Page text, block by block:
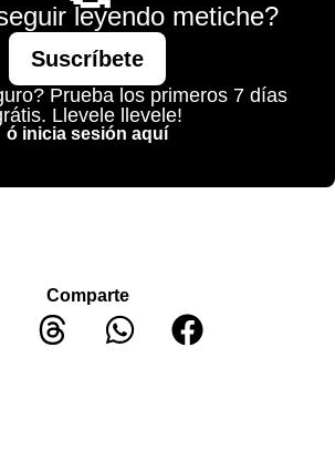
leyendo metiche?
Suscríbete
Prueba los primeros 7 días
Llevele llevele!
ó inicia sesión aquí
Comparte